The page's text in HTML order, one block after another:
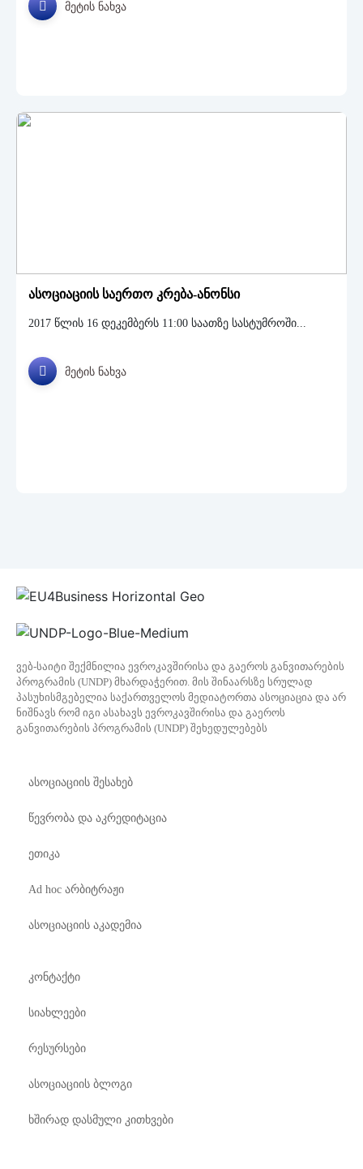
მეტის ნახვა
ასოციაციის საერთო კრება-ანონსი
2017 წლის 16 დეკემბერს 11:00 საათზე სასტუმროში...
მეტის ნახვა
ვებ-საიტი შექმნილია ევროკავშირისა და გაეროს განვითარების
პროგრამის (UNDP) მხარდაჭერით. მის შინაარსზე სრულად
პასუხისმგებელია საქართველოს მედიატორთა ასოციაცია და არ
ნიშნავს რომ იგი ასახავს ევროკავშირისა და გაეროს
განვითარების პროგრამის (UNDP) შეხედულებებს
ასოციაციის შესახებ
წევრობა და აკრედიტაცია
ეთიკა
Ad hoc არბიტრაჟი
ასოციაციის აკადემია
კონტაქტი
სიახლეები
რესურსები
ასოციაციის ბლოგი
ხშირად დასმული კითხვები